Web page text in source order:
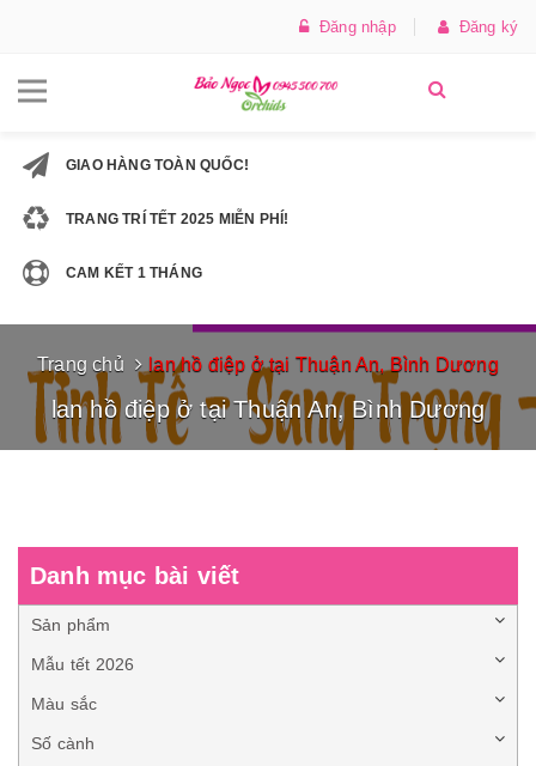
Đăng nhập Đăng ký
GIAO HÀNG TOÀN QUỐC!
TRANG TRÍ TẾT 2025 MIỄN PHÍ!
CAM KẾT 1 THÁNG
Trang chủ lan hồ điệp ở tại Thuận An, Bình Dương
lan hồ điệp ở tại Thuận An, Bình Dương
Danh mục bài viết
Sản phẩm
Mẫu tết 2026
Màu sắc
Số cành